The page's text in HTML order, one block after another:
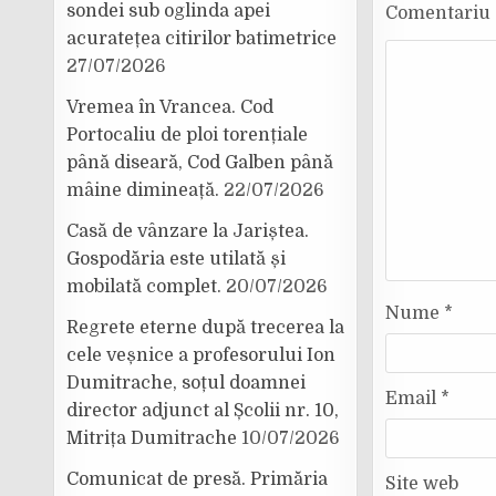
Comentariu
Nume *
Email *
Site web
sondei sub oglinda apei
acuratețea citirilor batimetrice
27/07/2026
Vremea în Vrancea. Cod
Portocaliu de ploi torențiale
până diseară, Cod Galben până
mâine dimineață. 22/07/2026
Casă de vânzare la Jariștea.
Gospodăria este utilată și
mobilată complet. 20/07/2026
Regrete eterne după trecerea la
cele veșnice a profesorului Ion
Dumitrache, soțul doamnei
director adjunct al Școlii nr. 10,
Mitrița Dumitrache 10/07/2026
Comunicat de presă. Primăria